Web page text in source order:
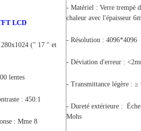
LCD
(″ 17 ″ et
lentes
: 450:1
: Mme 8
- Matériel : Verre trempé
chaleur avec l'épaisseur
- Résolution : 4096*4096
- Déviation d'erreur :
- Transmittance légère : ≥
- Dureté extérieure :
Mohs